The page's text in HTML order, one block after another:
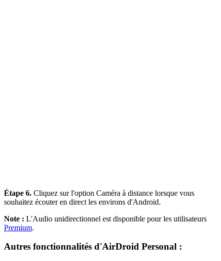
Étape 6. Cliquez sur l'option Caméra à distance lorsque vous
souhaitez écouter en direct les environs d'Android.
Note : L'Audio unidirectionnel est disponible pour les utilisateurs
Premium.
Autres fonctionnalités d'AirDroid Personal :